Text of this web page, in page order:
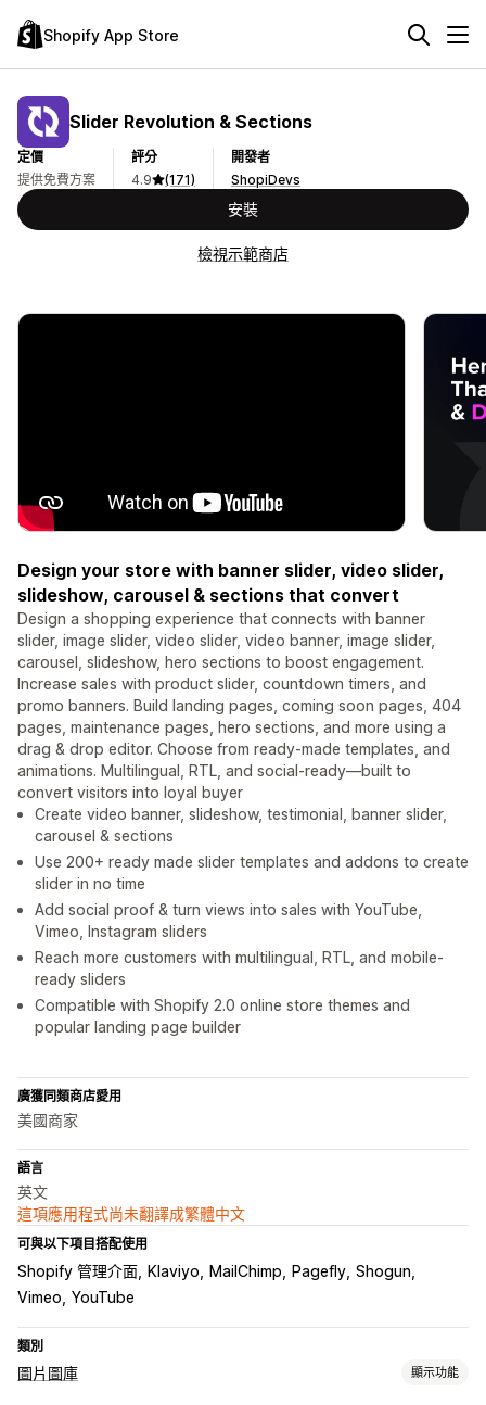
Shopify App Store
Slider Revolution & Sections
定價
提供免費方案
評分
4.9
(171)
開發者
ShopiDevs
安裝
檢視示範商店
Design your store with banner slider, video slider,
slideshow, carousel & sections that convert
Design a shopping experience that connects with banner
slider, image slider, video slider, video banner, image slider,
carousel, slideshow, hero sections to boost engagement.
Increase sales with product slider, countdown timers, and
promo banners. Build landing pages, ​​coming soon pages, 404
pages, maintenance pages, hero sections, and more using a
drag & drop editor. Choose from ready-made templates, and
animations. Multilingual, RTL, and social-ready—built to
convert visitors into loyal buyer
Create video banner, slideshow, testimonial, banner slider,
carousel & sections
Use 200+ ready made slider templates and addons to create
slider in no time
Add social proof & turn views into sales with YouTube,
Vimeo, Instagram sliders
Reach more customers with multilingual, RTL, and mobile-
ready sliders
Compatible with Shopify 2.0 online store themes and
popular landing page builder
廣獲同類商店愛用
美國商家
語言
英文
這項應用程式尚未翻譯成繁體中文
可與以下項目搭配使用
Shopify 管理介面 Klaviyo MailChimp Pagefly Shogun
Vimeo YouTube
類別
圖片圖庫 顯示功能